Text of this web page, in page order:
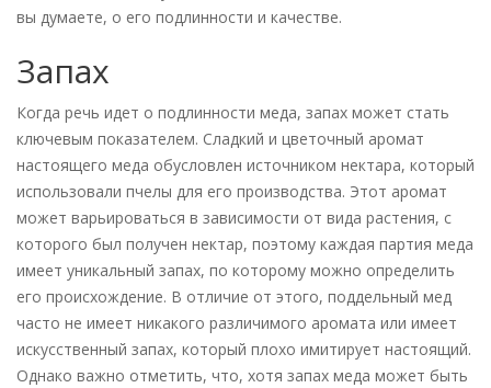
вы думаете, о его подлинности и качестве.
Запах
Когда речь идет о подлинности меда, запах может стать
ключевым показателем. Сладкий и цветочный аромат
настоящего меда обусловлен источником нектара, который
использовали пчелы для его производства. Этот аромат
может варьироваться в зависимости от вида растения, с
которого был получен нектар, поэтому каждая партия меда
имеет уникальный запах, по которому можно определить
его происхождение. В отличие от этого, поддельный мед
часто не имеет никакого различимого аромата или имеет
искусственный запах, который плохо имитирует настоящий.
Однако важно отметить, что, хотя запах меда может быть